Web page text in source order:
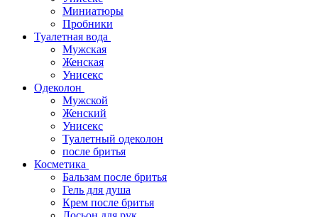
Миниатюры
Пробники
Туалетная вода
Мужская
Женская
Унисекс
Одеколон
Мужской
Женский
Унисекс
Туалетный одеколон
после бритья
Косметика
Бальзам после бритья
Гель для душа
Крем после бритья